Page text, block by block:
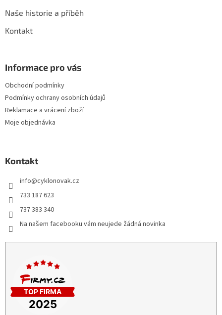
Naše historie a příběh
Kontakt
Informace pro vás
Obchodní podmínky
Podmínky ochrany osobních údajů
Reklamace a vrácení zboží
Moje objednávka
Kontakt
info@cyklonovak.cz
733 187 623
737 383 340
Na našem facebooku vám neujede žádná novinka